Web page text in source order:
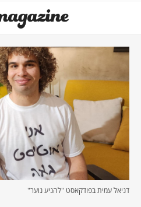
דניאל עמית בפודקאסט "להניע נוער"